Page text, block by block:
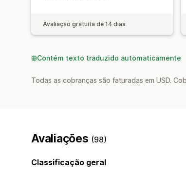
Avaliação gratuita de 14 dias
Contém texto traduzido automaticamente
Todas as cobranças são faturadas em USD.
Avaliações (98)
Classificação geral